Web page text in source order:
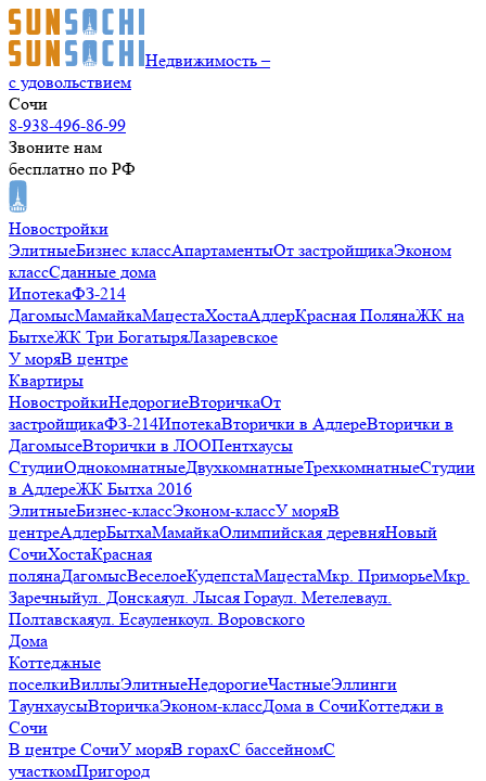
Недвижимость –
с удовольствием
Сочи
8-938-496-86-99
Звоните нам
бесплатно по РФ
Новостройки
ЭлитныеБизнес классАпартаментыОт застройщикаЭконом
классСданные дома
ИпотекаФЗ-214
ДагомысМамайкаМацестаХостаАдлерКрасная ПолянаЖК на
БытхеЖК Три БогатыряЛазаревское
У моряВ центре
Квартиры
НовостройкиНедорогиеВторичкаОт
застройщикаФЗ-214ИпотекаВторички в АдлереВторички в
ДагомысеВторички в ЛООПентхаусы
СтудииОднокомнатныеДвухкомнатныеТрехкомнатныеСтудии
в АдлереЖК Бытха 2016
ЭлитныеБизнес-классЭконом-классУ моряВ
центреАдлерБытхаМамайкаОлимпийская деревняНовый
СочиХостаКрасная
полянаДагомысВеселоеКудепстаМацестаМкр. ПриморьеМкр.
Заречныйул. Донскаяул. Лысая Гораул. Метелеваул.
Полтавскаяул. Есауленкоул. Воровского
Дома
Коттеджные
поселкиВиллыЭлитныеНедорогиеЧастныеЭллинги
ТаунхаусыВторичкаЭконом-классДома в СочиКоттеджи в
Сочи
В центре СочиУ моряВ горахС бассейномС
участкомПригород